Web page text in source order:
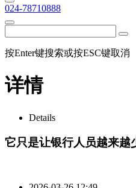
024-78710888
按Enter键搜索或按ESC键取消
详情
Details
它只是让银行人员越来越